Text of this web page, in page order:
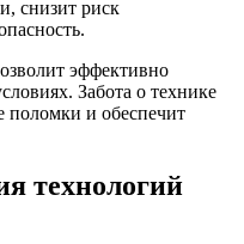
снизит риск
эффективно
Забота о технике
поломки и обеспечит
технологий